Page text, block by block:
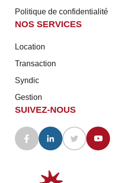
Politique de confidentialité
NOS SERVICES
Location
Transaction
Syndic
Gestion
SUIVEZ-NOUS